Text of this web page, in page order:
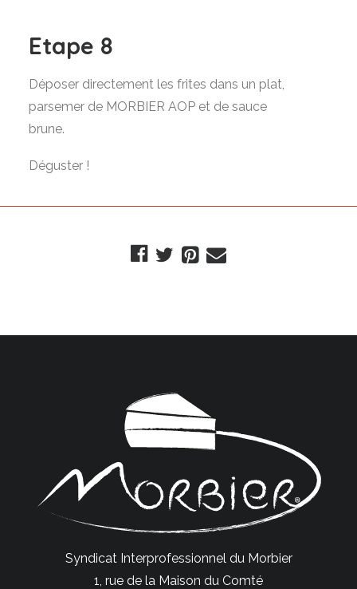
Etape 8
Déposer directement les frites dans un plat,
parsemer de MORBIER AOP et de sauce
brune.
Déguster !
Syndicat Interprofessionnel du Morbier
1, rue de la Maison du Comté